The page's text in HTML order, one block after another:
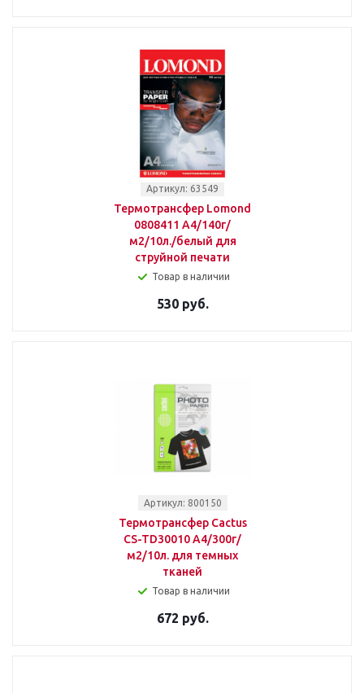
Артикул: 63549
Термотрансфер Lomond
0808411 A4/140г/
м2/10л./белый для
струйной печати
Товар в наличии
530 руб.
Артикул: 800150
Термотрансфер Cactus
CS-TD30010 A4/300г/
м2/10л. для темных
тканей
Товар в наличии
672 руб.